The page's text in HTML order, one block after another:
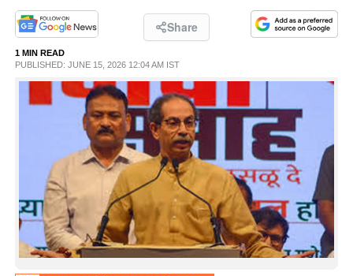
PHOTOS
LIFESTYLE
INFO+
ART
Share
1 MIN READ
PUBLISHED: JUNE 15, 2026 12:04 AM IST